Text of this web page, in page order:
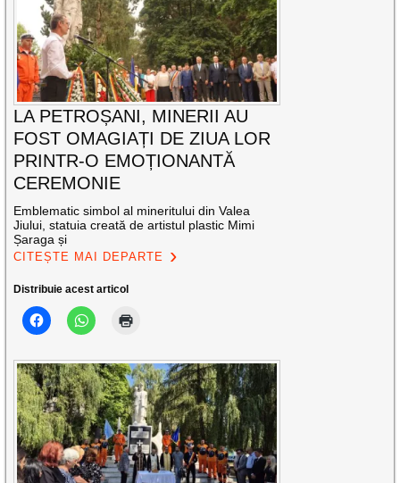
LA PETROȘANI, MINERII AU
FOST OMAGIAȚI DE ZIUA LOR
PRINTR-O EMOȚIONANTĂ
CEREMONIE
Emblematic simbol al mineritului din Valea
Jiului, statuia creată de artistul plastic Mimi
Șaraga și
CITEȘTE MAI DEPARTE
Distribuie acest articol